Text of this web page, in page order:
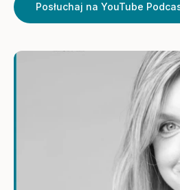
Posłuchaj na YouTube